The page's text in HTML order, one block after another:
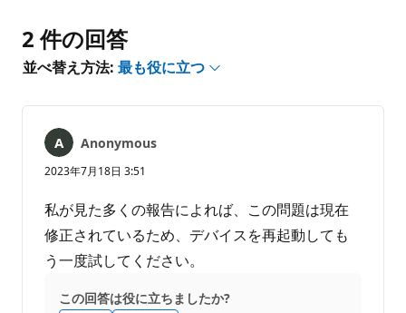
は
あ
ま
ん
2 件の回答
並べ替え方法: 最も役に立つ
Anonymous
2023年7月18日 3:51
私が見た多くの報告によれば、この問題は現在
修正されているため、デバイスを再起動しても
う一度試してください。
この回答は役に立ちましたか?